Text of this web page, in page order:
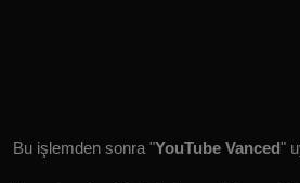
Bu işlemden sonra "YouTube Vanced"